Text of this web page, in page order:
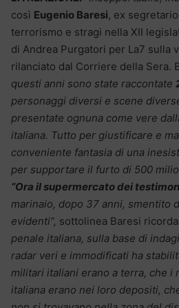
così Eugenio Baresi, ex
terrorismo e stragi nella XII
di Andrea Purgatori per La7 sulla
rilanciato dal Corriere della Sera.
questi anni sono state raccontate
personaggi diversi e scene
presentate ognuna come vere
italiana. Tutto per giustificare e
conveniente fantasia di una
per supportare il furto di 500
“Ora il supermercato dei
marinaio, dopo 37 anni, smentito
evidenti”, sottolinea Baresi
penale italiana, sulla base di
radar veri e immodificati ha
militari italiani erano a terra, che i
italiana erano nei loro depositi,